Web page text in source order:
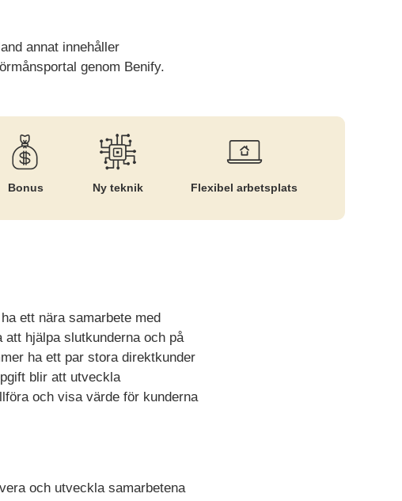
annat innehåller
genom Benify.
Bonus Ny teknik Flexibel arbetsplats
ett nära samarbete med
hjälpa slutkunderna och på
ha ett par stora direktkunder
blir att utveckla
och visa värde för kunderna
och utveckla samarbetena